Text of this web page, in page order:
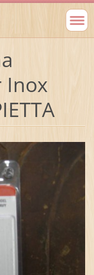
Inox